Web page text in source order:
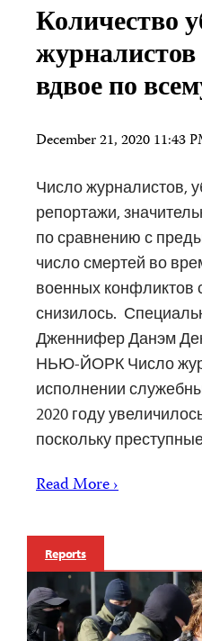
Количество
вдвое по
December 21, 2020 11:43
Число журналистов,
репортажи,
по сравнению с
число смертей во
военных конфликтов
снизилось.
Дженнифер Данэм
НЬЮ-ЙОРК Число
исполнении
2020 году
поскольку
Read More ›
Reports